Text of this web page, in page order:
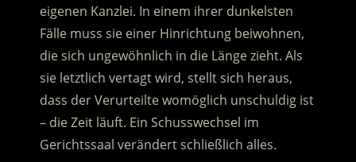
eigenen Kanzlei. In einem ihrer dunkelsten
Fälle muss sie einer Hinrichtung beiwohnen,
die sich ungewöhnlich in die Länge zieht. Als
sie letztlich vertagt wird, stellt sich heraus,
dass der Verurteilte womöglich unschuldig ist
– die Zeit läuft. Ein Schusswechsel im
Gerichtssaal verändert schließlich alles.